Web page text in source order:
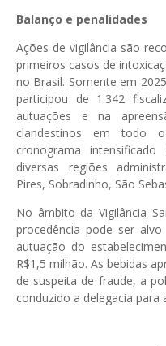
Balanço e penalidades
Ações de vigilância são
primeiros casos de
no Brasil. Somente em
participou de 1.342
autuações e na
clandestinos em todo
cronograma
diversas regiões
Pires, Sobradinho, São
No âmbito da Vigilância
procedência pode ser
autuação do
R$1,5 milhão. As bebidas
de suspeita de fraude, a
conduzido a delegacia para